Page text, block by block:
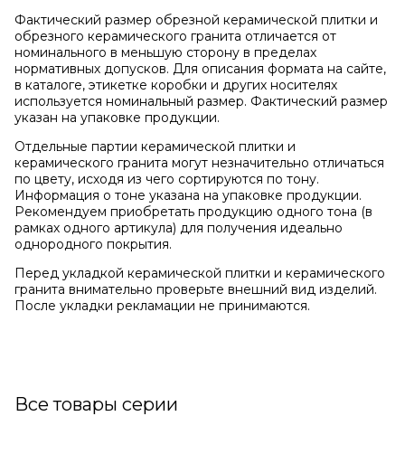
Фактический размер обрезной керамической плитки и
обрезного керамического гранита отличается от
номинального в меньшую сторону в пределах
нормативных допусков. Для описания формата на сайте,
в каталоге, этикетке коробки и других носителях
используется номинальный размер. Фактический размер
указан на упаковке продукции.
Отдельные партии керамической плитки и
керамического гранита могут незначительно отличаться
по цвету, исходя из чего сортируются по тону.
Информация о тоне указана на упаковке продукции.
Рекомендуем приобретать продукцию одного тона (в
рамках одного артикула) для получения идеально
однородного покрытия.
Перед укладкой керамической плитки и керамического
гранита внимательно проверьте внешний вид изделий.
После укладки рекламации не принимаются.
Все товары серии